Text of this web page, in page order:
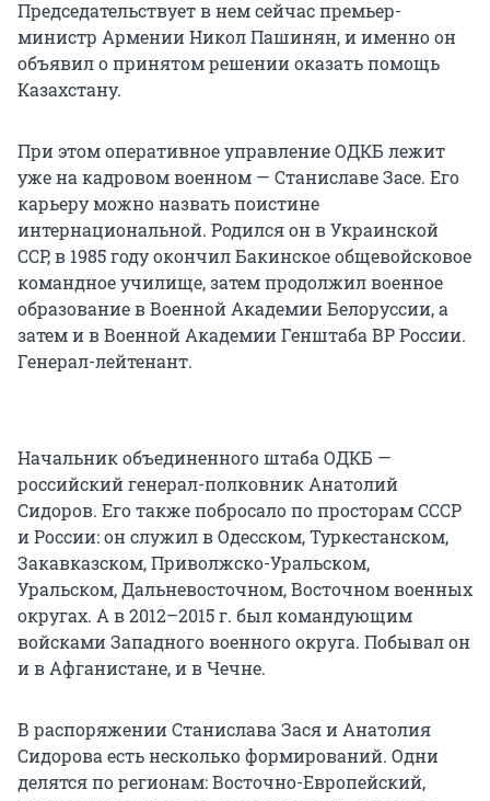
Председательствует в нем сейчас премьер-
министр Армении Никол Пашинян, и именно он
объявил о принятом решении оказать помощь
Казахстану.
При этом оперативное управление ОДКБ лежит
уже на кадровом военном — Станиславе Засе. Его
карьеру можно назвать поистине
интернациональной. Родился он в Украинской
ССР, в 1985 году окончил Бакинское общевойсковое
командное училище, затем продолжил военное
образование в Военной Академии Белоруссии, а
затем и в Военной Академии Генштаба ВР России.
Генерал-лейтенант.
Начальник объединенного штаба ОДКБ —
российский генерал-полковник Анатолий
Сидоров. Его также побросало по просторам СССР
и России: он служил в Одесском, Туркестанском,
Закавказском, Приволжско-Уральском,
Уральском, Дальневосточном, Восточном военных
округах. А в 2012–2015 г. был командующим
войсками Западного военного округа. Побывал он
и в Афганистане, и в Чечне.
В распоряжении Станислава Зася и Анатолия
Сидорова есть несколько формирований. Одни
делятся по регионам: Восточно-Европейский,